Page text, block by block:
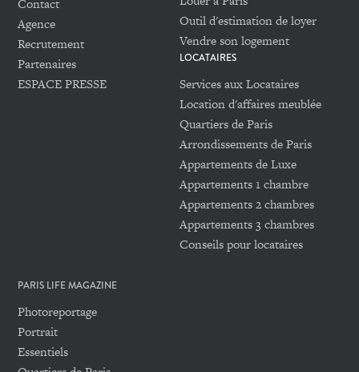
Agence
Recrutement
Partenaires
ESPACE PRESSE
Outil d'estimation de loyer
Vendre son logement
LOCATAIRES
Services aux Locataires
Location d'affaires meublée
Quartiers de Paris
Arrondissements de Paris
Appartements de Luxe
Appartements 1 chambre
Appartements 2 chambres
Appartements 3 chambres
Conseils pour locataires
PARIS LIFE MAGAZINE
Photoreportage
Portrait
Essentiels